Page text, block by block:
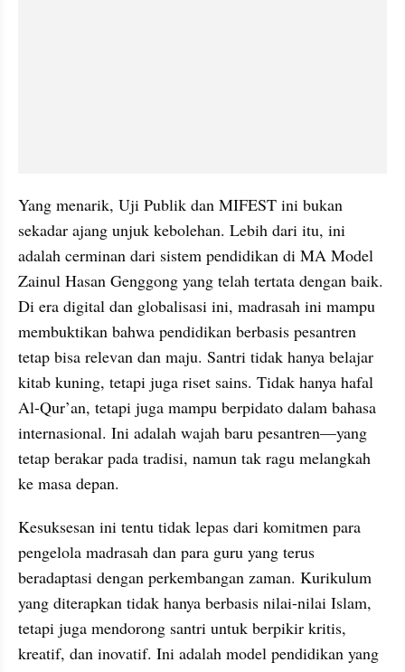
Yang menarik, Uji Publik dan MIFEST ini bukan
sekadar ajang unjuk kebolehan. Lebih dari itu, ini
adalah cerminan dari sistem pendidikan di MA Model
Zainul Hasan Genggong yang telah tertata dengan baik.
Di era digital dan globalisasi ini, madrasah ini mampu
membuktikan bahwa pendidikan berbasis pesantren
tetap bisa relevan dan maju. Santri tidak hanya belajar
kitab kuning, tetapi juga riset sains. Tidak hanya hafal
Al-Qur’an, tetapi juga mampu berpidato dalam bahasa
internasional. Ini adalah wajah baru pesantren—yang
tetap berakar pada tradisi, namun tak ragu melangkah
ke masa depan.
Kesuksesan ini tentu tidak lepas dari komitmen para
pengelola madrasah dan para guru yang terus
beradaptasi dengan perkembangan zaman. Kurikulum
yang diterapkan tidak hanya berbasis nilai-nilai Islam,
tetapi juga mendorong santri untuk berpikir kritis,
kreatif, dan inovatif. Ini adalah model pendidikan yang